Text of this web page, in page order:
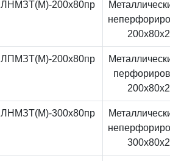
ЛНМЗТ(М)-200x80пр
ЛПМЗТ(М)-200x80пр
ЛНМЗТ(М)-300x80пр